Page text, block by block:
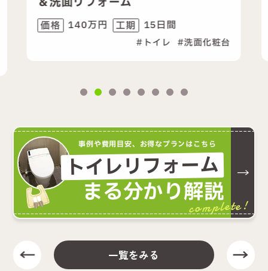
工期 15日間
洗面化粧台
事例や費用目安、お得なプランはこちら
トイレリフォーム
まる分かり解説
complete!
一覧をみる